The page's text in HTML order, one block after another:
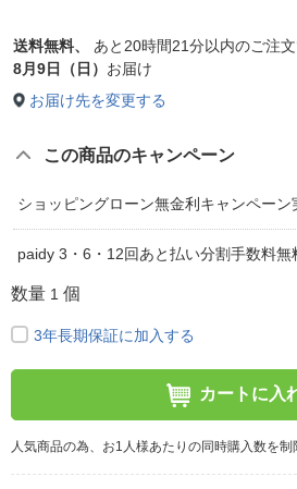
送料無料、 あと 20時間21分以内のご注
8月9日（日） お届け
お届け先を変更する
この商品のキャンペーン
ショッピングローン無金利キャンペーン
paidy 3・6・12回あと払い分割手数料無
数量 1 個
3年長期保証に加入する
カートに入
人気商品の為、お1人様あたりの同時購入数を制